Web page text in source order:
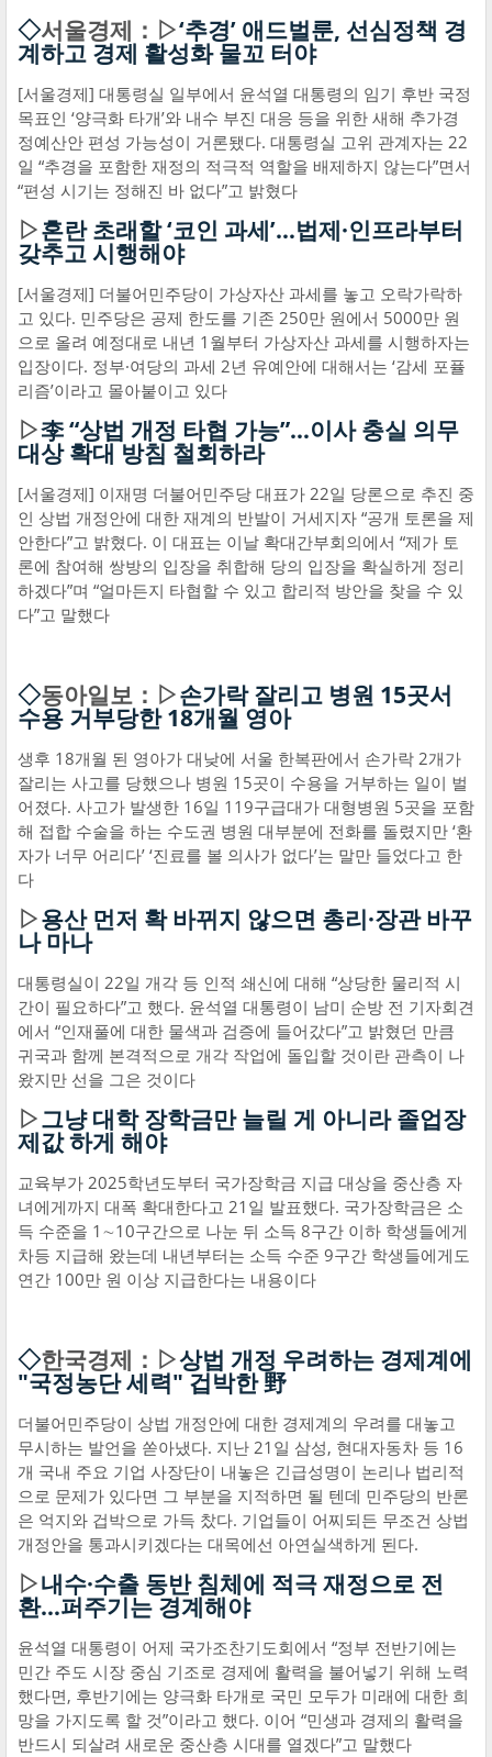
◇서울경제：▷‘추경’ 애드벌룬, 선심정책 경
계하고 경제 활성화 물꼬 터야
[서울경제] 대통령실 일부에서 윤석열 대통령의 임기 후반 국정
목표인 ‘양극화 타개’와 내수 부진 대응 등을 위한 새해 추가경
정예산안 편성 가능성이 거론됐다. 대통령실 고위 관계자는 22
일 “추경을 포함한 재정의 적극적 역할을 배제하지 않는다”면서
“편성 시기는 정해진 바 없다”고 밝혔다
▷혼란 초래할 ‘코인 과세’…법제·인프라부터
갖추고 시행해야
[서울경제] 더불어민주당이 가상자산 과세를 놓고 오락가락하
고 있다. 민주당은 공제 한도를 기존 250만 원에서 5000만 원
으로 올려 예정대로 내년 1월부터 가상자산 과세를 시행하자는
입장이다. 정부·여당의 과세 2년 유예안에 대해서는 ‘감세 포퓰
리즘’이라고 몰아붙이고 있다
▷李 “상법 개정 타협 가능”…이사 충실 의무
대상 확대 방침 철회하라
[서울경제] 이재명 더불어민주당 대표가 22일 당론으로 추진 중
인 상법 개정안에 대한 재계의 반발이 거세지자 “공개 토론을 제
안한다”고 밝혔다. 이 대표는 이날 확대간부회의에서 “제가 토
론에 참여해 쌍방의 입장을 취합해 당의 입장을 확실하게 정리
하겠다”며 “얼마든지 타협할 수 있고 합리적 방안을 찾을 수 있
다”고 말했다
◇동아일보：▷손가락 잘리고 병원 15곳서
수용 거부당한 18개월 영아
생후 18개월 된 영아가 대낮에 서울 한복판에서 손가락 2개가
잘리는 사고를 당했으나 병원 15곳이 수용을 거부하는 일이 벌
어졌다. 사고가 발생한 16일 119구급대가 대형병원 5곳을 포함
해 접합 수술을 하는 수도권 병원 대부분에 전화를 돌렸지만 ‘환
자가 너무 어리다’ ‘진료를 볼 의사가 없다’는 말만 들었다고 한
다
▷용산 먼저 확 바뀌지 않으면 총리·장관 바꾸
나 마나
대통령실이 22일 개각 등 인적 쇄신에 대해 “상당한 물리적 시
간이 필요하다”고 했다. 윤석열 대통령이 남미 순방 전 기자회견
에서 “인재풀에 대한 물색과 검증에 들어갔다”고 밝혔던 만큼
귀국과 함께 본격적으로 개각 작업에 돌입할 것이란 관측이 나
왔지만 선을 그은 것이다
▷그냥 대학 장학금만 늘릴 게 아니라 졸업장
제값 하게 해야
교육부가 2025학년도부터 국가장학금 지급 대상을 중산층 자
녀에게까지 대폭 확대한다고 21일 발표했다. 국가장학금은 소
득 수준을 1∼10구간으로 나눈 뒤 소득 8구간 이하 학생들에게
차등 지급해 왔는데 내년부터는 소득 수준 9구간 학생들에게도
연간 100만 원 이상 지급한다는 내용이다
◇한국경제：▷상법 개정 우려하는 경제계에
"국정농단 세력" 겁박한 野
더불어민주당이 상법 개정안에 대한 경제계의 우려를 대놓고
무시하는 발언을 쏟아냈다. 지난 21일 삼성, 현대자동차 등 16
개 국내 주요 기업 사장단이 내놓은 긴급성명이 논리나 법리적
으로 문제가 있다면 그 부분을 지적하면 될 텐데 민주당의 반론
은 억지와 겁박으로 가득 찼다. 기업들이 어찌되든 무조건 상법
개정안을 통과시키겠다는 대목에선 아연실색하게 된다.
▷내수·수출 동반 침체에 적극 재정으로 전
환…퍼주기는 경계해야
윤석열 대통령이 어제 국가조찬기도회에서 “정부 전반기에는
민간 주도 시장 중심 기조로 경제에 활력을 불어넣기 위해 노력
했다면, 후반기에는 양극화 타개로 국민 모두가 미래에 대한 희
망을 가지도록 할 것”이라고 했다. 이어 “민생과 경제의 활력을
반드시 되살려 새로운 중산층 시대를 열겠다”고 말했다